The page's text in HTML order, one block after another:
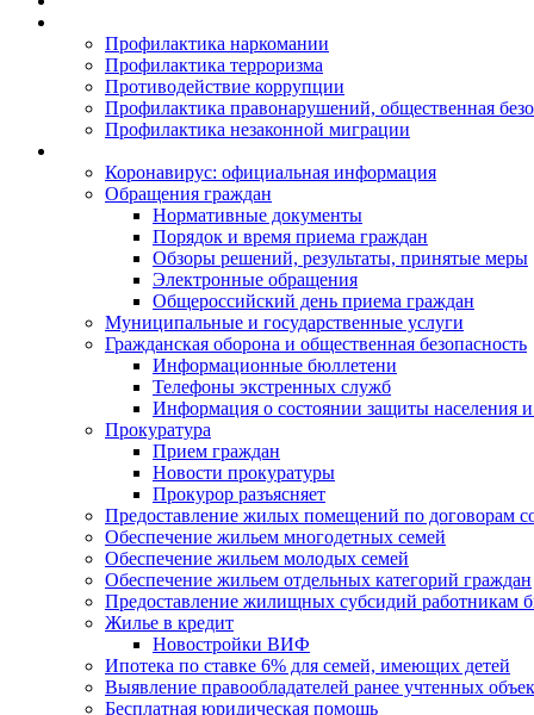
Профилактика наркомании
Профилактика терроризма
Противодействие коррупции
Профилактика правонарушений, общественная
Профилактика незаконной миграции
Коронавирус: официальная информация
Обращения граждан
Нормативные документы
Порядок и время приема граждан
Обзоры решений, результаты, принятые меры
Электронные обращения
Общероссийский день приема граждан
Муниципальные и государственные услуги
Гражданская оборона и общественная безопасность
Информационные бюллетени
Телефоны экстренных служб
Информация о состоянии защиты населения
Прокуратура
Прием граждан
Новости прокуратуры
Прокурор разъясняет
Предоставление жилых помещений по договорам
Обеспечение жильем многодетных семей
Обеспечение жильем молодых семей
Обеспечение жильем отдельных категорий граждан
Предоставление жилищных субсидий работникам
Жилье в кредит
Новостройки ВИФ
Ипотека по ставке 6% для семей, имеющих детей
Выявление правообладателей ранее учтенных
Бесплатная юридическая помощь